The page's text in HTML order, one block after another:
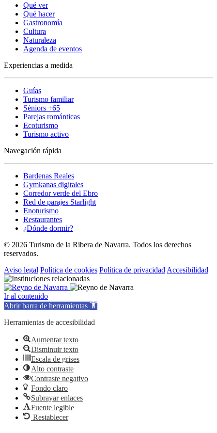
Qué ver
Qué hacer
Gastronomía
Cultura
Naturaleza
Agenda de eventos
Experiencias a medida
Guías
Turismo familiar
Séniors +65
Parejas románticas
Ecoturismo
Turismo activo
Navegación rápida
Bardenas Reales
Gymkanas digitales
Corredor verde del Ebro
Red de parajes Starlight
Enoturismo
Restaurantes
¿Dónde dormir?
© 2026 Turismo de la Ribera de Navarra. Todos los derechos
reservados.
Aviso legal Política de cookies Política de privacidad Accesibilidad
Ir al contenido
Abrir barra de herramientas
Herramientas de accesibilidad
Aumentar texto
Disminuir texto
Escala de grises
Alto contraste
Contraste negativo
Fondo claro
Subrayar enlaces
Fuente legible
Restablecer